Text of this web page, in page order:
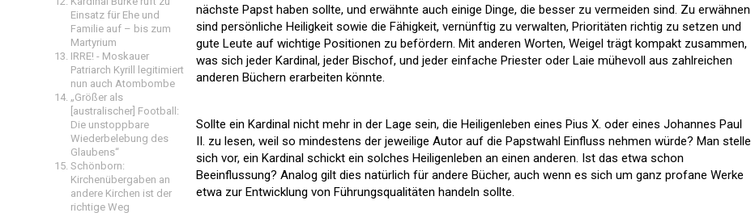
Einsatz für Ehe und
Familie auf – bis zum
Martyrium
IRRE! - Moskauer
Patriarch Kyrill legitimiert
nun auch Atombombe
„Größer als
[australischer] Football:
Die unstoppbare
Wiederbelebung des
Glaubens“
Schönborn:
Kirchenübergaben an
andere Kirchen ist der
richtige Weg
nächste Papst haben sollte, und erwähnte auch einige Dinge, die besser zu vermeiden sind. Zu erwähnen
sind persönliche Heiligkeit sowie die Fähigkeit, vernünftig zu verwalten, Prioritäten richtig zu setzen und
gute Leute auf wichtige Positionen zu befördern. Mit anderen Worten, Weigel trägt kompakt zusammen,
was sich jeder Kardinal, jeder Bischof, und jeder einfache Priester oder Laie mühevoll aus zahlreichen
anderen Büchern erarbeiten könnte.
Sollte ein Kardinal nicht mehr in der Lage sein, die Heiligenleben eines Pius X. oder eines Johannes Paul
II. zu lesen, weil so mindestens der jeweilige Autor auf die Papstwahl Einfluss nehmen würde? Man stelle
sich vor, ein Kardinal schickt ein solches Heiligenleben an einen anderen. Ist das etwa schon
Beeinflussung? Analog gilt dies natürlich für andere Bücher, auch wenn es sich um ganz profane Werke
etwa zur Entwicklung von Führungsqualitäten handeln sollte.